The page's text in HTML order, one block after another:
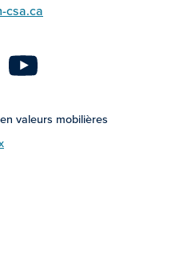
csa.ca
Twitter
valeurs mobilières